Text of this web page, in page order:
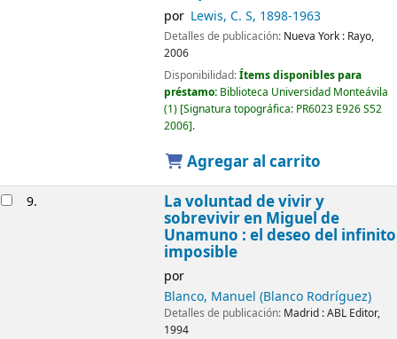
por Lewis, C. S, 1898-1963
Detalles de publicación: Nueva York : Rayo,
2006
Disponibilidad:Ítems disponibles para
préstamo: Biblioteca Universidad Monteávila
(1) Signatura topográfica: PR6023 E926 S52
2006 .
Agregar al carrito
9. La voluntad de vivir y
sobrevivir en Miguel de
Unamuno : el deseo del infinito
imposible
por
Blanco, Manuel (Blanco Rodríguez)
Detalles de publicación: Madrid :ABL Editor,
1994